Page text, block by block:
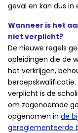
geval en kan dus in
Wanneer is het
niet verplicht?
De nieuwe regels
opleidingen die de
het verkrijgen,
verplicht is de
om zogenoemde
opgenomen in de
gereglementeerde